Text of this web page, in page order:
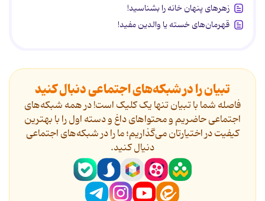
زهرهای پنهان خانه را بشناسید!
قهرمان‌های خسته یا والدین مفید!
تبیان را در شبکه‌های اجتماعی دنبال کنید
فاصله شما با تبیان تنها یک کلیک است! در همه شبکه‌های
اجتماعی حاضریم و محتواهای داغ و دسته اول را با بهترین
کیفیت در اختیارتان می‌گذاریم؛ ما را در شبکه‌های اجتماعی
دنیال کنید.